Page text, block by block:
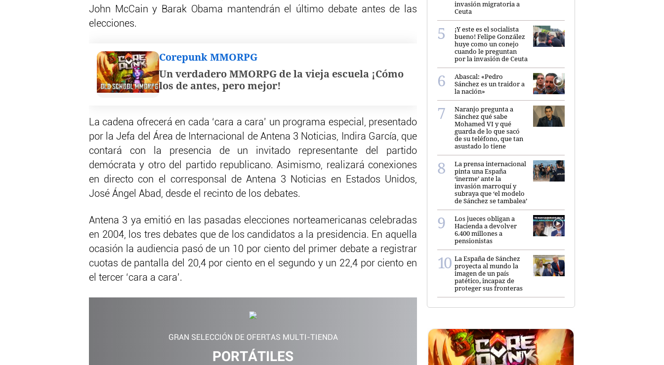
John McCain y Barak Obama mantendrán el último debate antes de las
elecciones.
Corepunk MMORPG
Un verdadero MMORPG de la vieja escuela ¡Cómo
los de antes, pero mejor!
La cadena ofrecerá en cada ‘cara a cara’ un programa especial, presentado
por la Jefa del Área de Internacional de Antena 3 Noticias, Indira García, que
contará con la presencia de un invitado representante del partido
demócrata y otro del partido republicano. Asimismo, realizará conexiones
en directo con el corresponsal de Antena 3 Noticias en Estados Unidos,
José Ángel Abad, desde el recinto de los debates.
Antena 3 ya emitió en las pasadas elecciones norteamericanas celebradas
en 2004, los tres debates que de los candidatos a la presidencia. En aquella
ocasión la audiencia pasó de un 10 por ciento del primer debate a registrar
cuotas de pantalla del 20,4 por ciento en el segundo y un 22,4 por ciento en
el tercer ‘cara a cara’.
GRAN SELECCIÓN DE OFERTAS MULTI-TIENDA
PORTÁTILES
invasión migratoria a
Ceuta
¡Y este es el socialista
bueno! Felipe González
huye como un conejo
cuando le preguntan
por la invasión de Ceuta
Abascal: «Pedro
Sánchez es un traidor a
la nación»
Naranjo pregunta a
Sánchez qué sabe
Mohamed VI y qué
guarda de lo que sacó
de su teléfono, que tan
asustado lo tiene
La prensa internacional
pinta una España
‘inerme’ ante la
invasión marroquí y
subraya que ‘el modelo
de Sánchez se tambalea’
Los jueces obligan a
Hacienda a devolver
6.400 millones a
pensionistas
La España de Sánchez
proyecta al mundo la
imagen de un país
patético, incapaz de
proteger sus fronteras